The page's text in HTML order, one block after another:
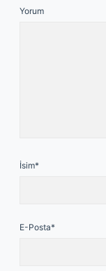
Yorum
İsim*
E-Posta*